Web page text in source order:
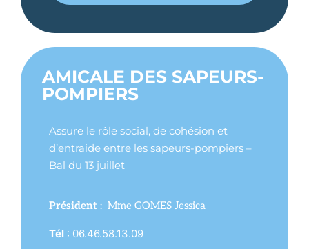
AMICALE DES SAPEURS-
POMPIERS
Assure le rôle social, de cohésion et
d’entraide entre les sapeurs-pompiers –
Bal du 13 juillet
Président : Mme GOMES Jessica
Tél : 06.46.58.13.09